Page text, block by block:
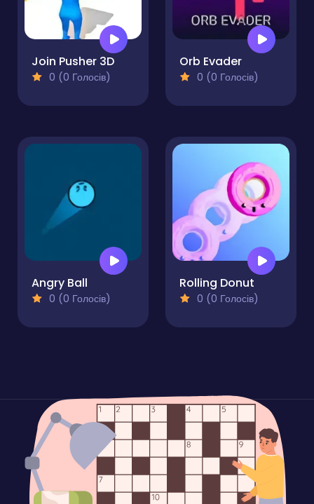
Join Pusher 3D
0 (0 Голосів)
Orb Evader
0 (0 Голосів)
Angry Ball
0 (0 Голосів)
Rolling Donut
0 (0 Голосів)